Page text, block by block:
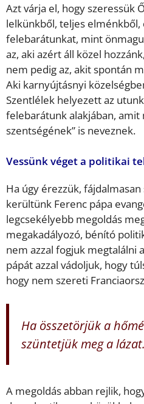
Azt várja el, hogy szeressük
lelkünkből, teljes elménkből,
felebarátunkat, mint
az, aki azért áll közel
nem pedig az, akit spontán
Aki karnyújtásnyi
Szentlélek helyezett az
felebarátunk alakjában, amit
szentségének” is neveznek.
Vessünk véget a politikai
Ha úgy érezzük,
kerültünk Ferenc pápa
legcsekélyebb megoldás
megakadályozó, bénító
nem azzal fogjuk megtalálni
pápát azzal vádoljuk, hogy
hogy nem szereti
Ha összetörjük a
szüntetjük meg a lázat.
A megoldás abban rejlik,